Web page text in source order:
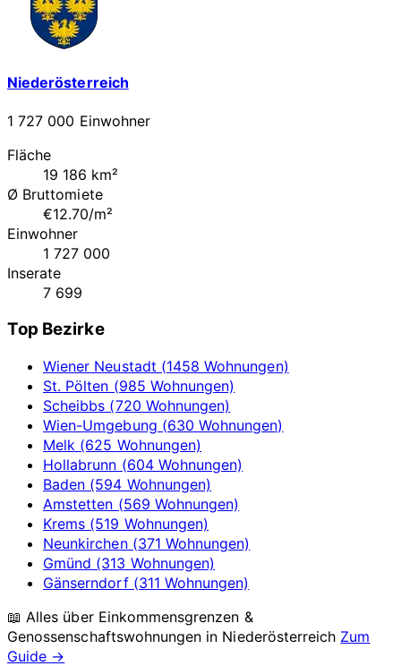
Niederösterreich
1 727 000 Einwohner
Fläche
19 186 km²
Ø Bruttomiete
€12.70/m²
Einwohner
1 727 000
Inserate
7 699
Top Bezirke
Wiener Neustadt (1458 Wohnungen)
St. Pölten (985 Wohnungen)
Scheibbs (720 Wohnungen)
Wien-Umgebung (630 Wohnungen)
Melk (625 Wohnungen)
Hollabrunn (604 Wohnungen)
Baden (594 Wohnungen)
Amstetten (569 Wohnungen)
Krems (519 Wohnungen)
Neunkirchen (371 Wohnungen)
Gmünd (313 Wohnungen)
Gänserndorf (311 Wohnungen)
📖 Alles über Einkommensgrenzen &
Genossenschaftswohnungen in Niederösterreich Zum
Guide →